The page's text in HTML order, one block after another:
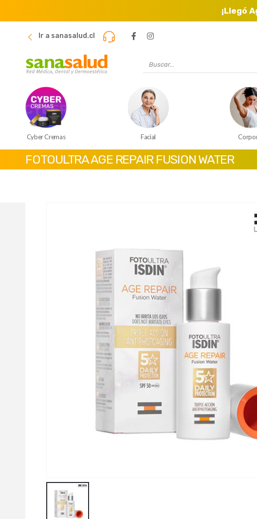
¡Llegó
Ir a sanasalud.cl
Cyber Cremas Facial
FOTOULTRA AGE REPAIR FUSION WATER